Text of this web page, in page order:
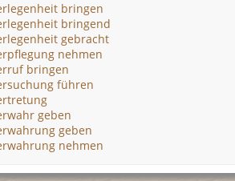
bringen
bringend
gebracht
nehmen
bringen
führen
geben
geben
nehmen